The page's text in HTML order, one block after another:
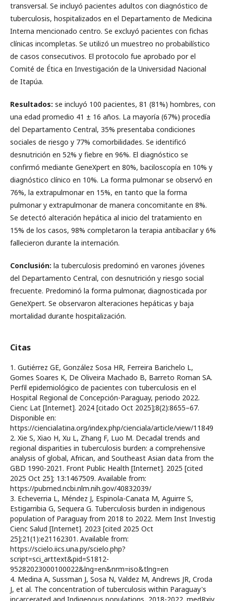
transversal. Se incluyó pacientes adultos con diagnóstico de
tuberculosis, hospitalizados en el Departamento de Medicina
Interna mencionado centro. Se excluyó pacientes con fichas
clínicas incompletas. Se utilizó un muestreo no probabilístico
de casos consecutivos. El protocolo fue aprobado por el
Comité de Ética en Investigación de la Universidad Nacional
de Itapúa.
Resultados: se incluyó 100 pacientes, 81 (81%) hombres, con
una edad promedio 41 ± 16 años. La mayoría (67%) procedía
del Departamento Central, 35% presentaba condiciones
sociales de riesgo y 77% comorbilidades. Se identificó
desnutrición en 52% y fiebre en 96%. El diagnóstico se
confirmó mediante GeneXpert en 80%, baciloscopía en 10% y
diagnóstico clínico en 10%. La forma pulmonar se observó en
76%, la extrapulmonar en 15%, en tanto que la forma
pulmonar y extrapulmonar de manera concomitante en 8%.
Se detectó alteración hepática al inicio del tratamiento en
15% de los casos, 98% completaron la terapia antibacilar y 6%
fallecieron durante la internación.
Conclusión: la tuberculosis predominó en varones jóvenes
del Departamento Central, con desnutrición y riesgo social
frecuente. Predominó la forma pulmonar, diagnosticada por
GeneXpert. Se observaron alteraciones hepáticas y baja
mortalidad durante hospitalización.
Citas
1. Gutiérrez GE, González Sosa HR, Ferreira Barichelo L,
Gomes Soares K, De Oliveira Machado B, Barreto Roman SA.
Perfil epidemiológico de pacientes con tuberculosis en el
Hospital Regional de Concepción-Paraguay, periodo 2022.
Cienc Lat [Internet]. 2024 [citado Oct 2025];8(2):8655–67.
Disponible en:
https://ciencialatina.org/index.php/cienciala/article/view/11849
2. Xie S, Xiao H, Xu L, Zhang F, Luo M. Decadal trends and
regional disparities in tuberculosis burden: a comprehensive
analysis of global, African, and Southeast Asian data from the
GBD 1990-2021. Front Public Health [Internet]. 2025 [cited
2025 Oct 25]; 13:1467509. Available from:
https://pubmed.ncbi.nlm.nih.gov/40832039/
3. Echeverria L, Méndez J, Espinola-Canata M, Aguirre S,
Estigarribia G, Sequera G. Tuberculosis burden in indigenous
population of Paraguay from 2018 to 2022. Mem Inst Investig
Cienc Salud [Internet]. 2023 [cited 2025 Oct
25];21(1):e21162301. Available from:
https://scielo.iics.una.py/scielo.php?
script=sci_arttext&pid=S1812-
95282023000100022&lng=en&nrm=iso&tlng=en
4. Medina A, Sussman J, Sosa N, Valdez M, Andrews JR, Croda
J, et al. The concentration of tuberculosis within Paraguay's